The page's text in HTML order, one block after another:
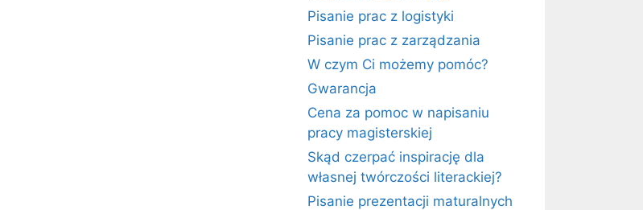
Pisanie prac z logistyki
Pisanie prac z zarządzania
W czym Ci możemy pomóc?
Gwarancja
Cena za pomoc w napisaniu
pracy magisterskiej
Skąd czerpać inspirację dla
własnej twórczości literackiej?
Pisanie prezentacji maturalnych